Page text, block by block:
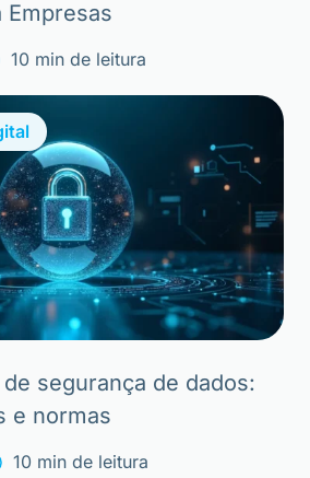
Empresas
10 min de leitura
segurança de dados:
e normas
10 min de leitura